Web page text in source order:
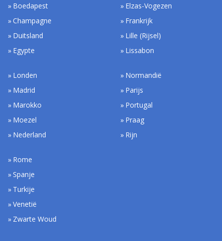
Boedapest
Champagne
Duitsland
Egypte
Elzas-Vogezen
Frankrijk
Lille (Rijsel)
Lissabon
Londen
Madrid
Marokko
Moezel
Nederland
Normandië
Parijs
Portugal
Praag
Rijn
Rome
Spanje
Turkije
Venetië
Zwarte Woud